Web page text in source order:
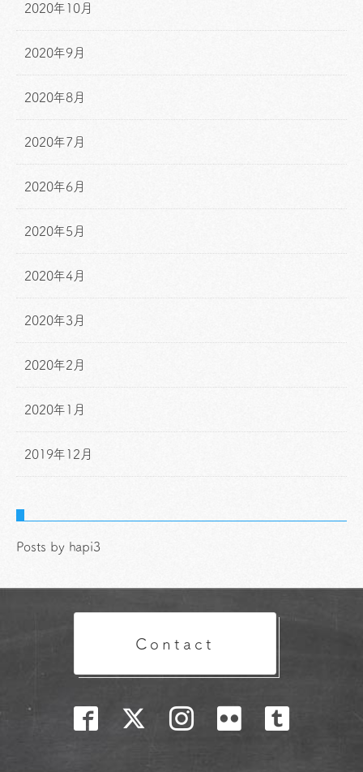
2020年10月
2020年9月
2020年8月
2020年7月
2020年6月
2020年5月
2020年4月
2020年3月
2020年2月
2020年1月
2019年12月
Posts by hapi3
Contact